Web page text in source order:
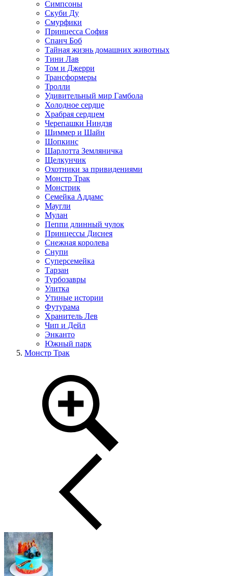
Симпсоны
Скуби Ду
Смурфики
Принцесса София
Спанч Боб
Тайная жизнь домашних животных
Тини Лав
Том и Джерри
Трансформеры
Тролли
Удивительный мир Гамбола
Холодное сердце
Храбрая сердцем
Черепашки Ниндзя
Шиммер и Шайн
Шопкинс
Шарлотта Земляничка
Щелкунчик
Охотники за привидениями
Монстр Трак
Монстрик
Семейка Аддамс
Маугли
Мулан
Пеппи длинный чулок
Принцессы Диснея
Снежная королева
Снупи
Суперсемейка
Тарзан
Турбозавры
Улитка
Утиные истории
Футурама
Хранитель Лев
Чип и Дейл
Энканто
Южный парк
Монстр Трак